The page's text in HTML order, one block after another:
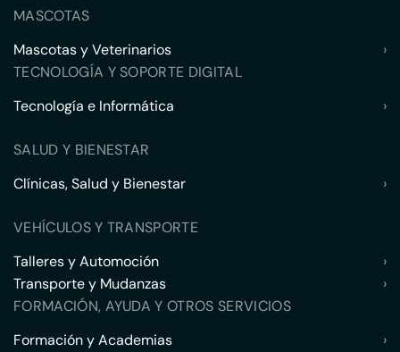
MASCOTAS
Mascotas y Veterinarios
›
TECNOLOGÍA Y SOPORTE DIGITAL
Tecnología e Informática
›
SALUD Y BIENESTAR
Clínicas, Salud y Bienestar
›
VEHÍCULOS Y TRANSPORTE
Talleres y Automoción
›
Transporte y Mudanzas
›
FORMACIÓN, AYUDA Y OTROS SERVICIOS
Formación y Academias
›